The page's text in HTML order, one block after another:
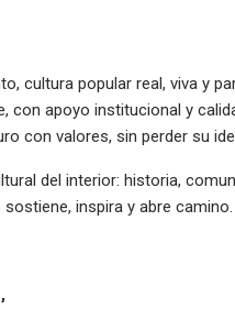
cultura popular real, viva y
apoyo institucional y
con valores, sin perder su
del interior: historia,
inspira y abre camino.